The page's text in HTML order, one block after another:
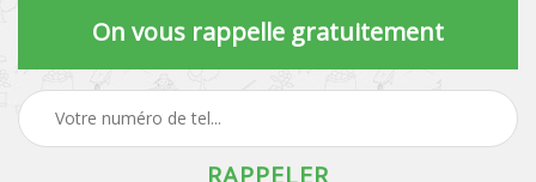
On vous rappelle gratuitement